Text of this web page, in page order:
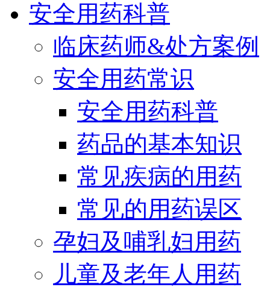
安全用药科普
临床药师&处方案例
安全用药常识
安全用药科普
药品的基本知识
常见疾病的用药
常见的用药误区
孕妇及哺乳妇用药
儿童及老年人用药